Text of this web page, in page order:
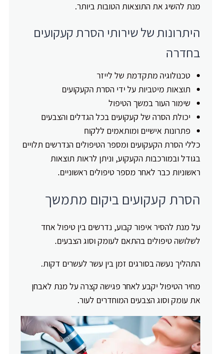
מנת להשיג את התוצאות הטובות ביותר.
היתרונות של שירותי הסרת קעקועים
בחדרה
טכנולוגיה מתקדמת של לייזר
תוצאות מיטביות על ידי הסרת הקעקועים
שימור העור במשך הטיפול
יכולת הסרה של קעקועים בכל הגדלים והצבעים
פתרונות אישיים ומותאמים ללקוח
כללי הסרת הקעקועים ומספר הטיפולים הנדרשים תלויים
בגודל ובמורכבות הקעקוע, וניתן לראות תוצאות
ראשוניות כבר לאחר מספר טיפולים ראשוניים.
הסרת קעקועים ביקום מתמשך
על מנת להסיר איפור קבוע, נדרשים בין טיפול אחד
לשלושה טיפולים בהתאם לעומק וסוג הצבעים.
התהליך נעשה בסורגים זמן בין עשר לעשרים דקות.
מחיר הטיפול יקבע לאחר פגישה קצרה על מנת לאבחן
את עומק וסוג הצבעים המוחדרים לעור.